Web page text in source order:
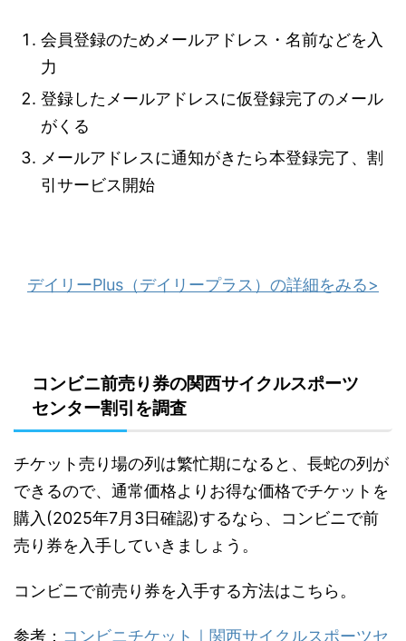
会員登録のためメールアドレス・名前などを入
力
登録したメールアドレスに仮登録完了のメール
がくる
メールアドレスに通知がきたら本登録完了、割
引サービス開始
デイリーPlus（デイリープラス）の詳細をみる>
コンビニ前売り券の関西サイクルスポーツ
センター割引を調査
チケット売り場の列は繁忙期になると、長蛇の列が
できるので、通常価格よりお得な価格でチケットを
購入(2025年7月3日確認)するなら、コンビニで前
売り券を入手していきましょう。
コンビニで前売り券を入手する方法はこちら。
参考： コンビニチケット｜関西サイクルスポーツセ